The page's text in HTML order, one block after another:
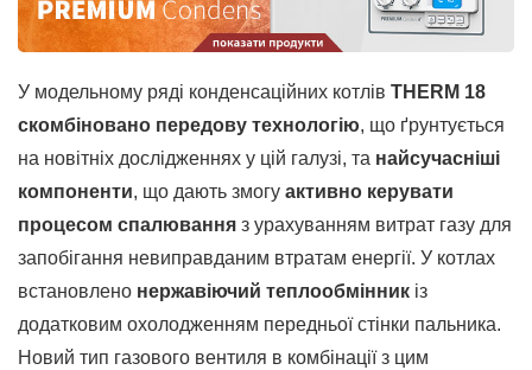
У модельному ряді конденсаційних котлів THERM 18
скомбіновано передову технологію, що ґрунтується
на новітніх дослідженнях у цій галузі, та найсучасніші
компоненти, що дають змогу активно керувати
процесом спалювання з урахуванням витрат газу для
запобігання невиправданим втратам енергії. У котлах
встановлено нержавіючий теплообмінник із
додатковим охолодженням передньої стінки пальника.
Новий тип газового вентиля в комбінації з цим